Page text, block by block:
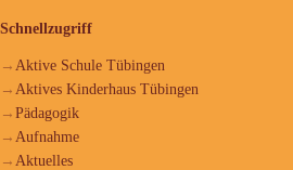
Schnellzugriff
Aktive Schule Tübingen
Aktives Kinderhaus Tübingen
Pädagogik
Aufnahme
Aktuelles